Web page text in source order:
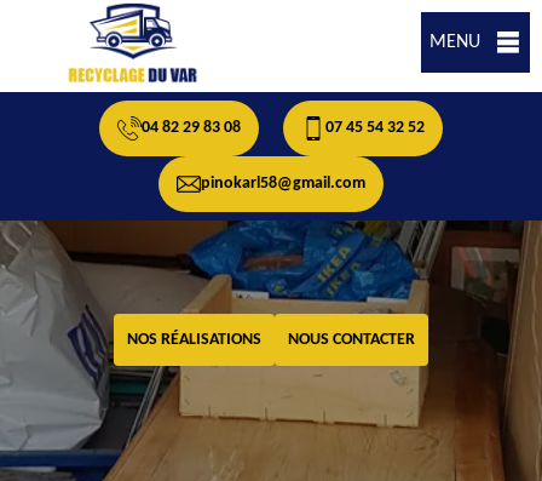
MENU
04 82 29 83 08 07 45 54 32 52
pinokarl58@gmail.com
NOS RÉALISATIONS NOUS CONTACTER